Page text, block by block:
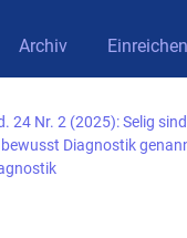
Archiv Einreichen
24 Nr. 2 (2025): Selig
bewusst Diagnostik